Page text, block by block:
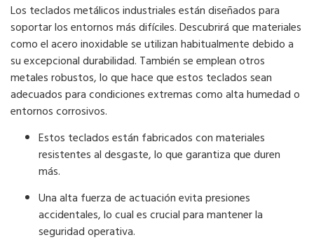
Los teclados metálicos industriales están diseñados para
soportar los entornos más difíciles. Descubrirá que materiales
como el acero inoxidable se utilizan habitualmente debido a
su excepcional durabilidad. También se emplean otros
metales robustos, lo que hace que estos teclados sean
adecuados para condiciones extremas como alta humedad o
entornos corrosivos.
Estos teclados están fabricados con materiales
resistentes al desgaste, lo que garantiza que duren
más.
Una alta fuerza de actuación evita presiones
accidentales, lo cual es crucial para mantener la
seguridad operativa.